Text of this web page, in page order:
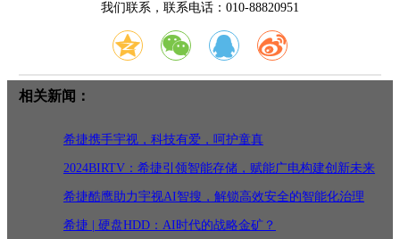
我们联系，联系电话：010-88820951
相关新闻：
希捷携手宇视，科技有爱，呵护童真
2024BIRTV：希捷引领智能存储，赋能广电构建创新未来
希捷酷鹰助力宇视AI智搜，解锁高效安全的智能化治理
希捷 | 硬盘HDD：AI时代的战略金矿？